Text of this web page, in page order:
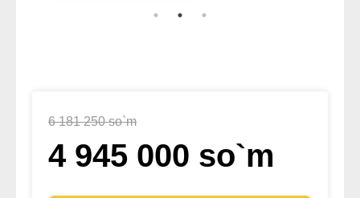
6 181 250 so`m
4 945 000 so`m